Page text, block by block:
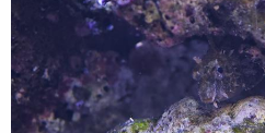
—— 牠最前端的鰭喜歡立的高
—— 以下的照片是牠自己找到